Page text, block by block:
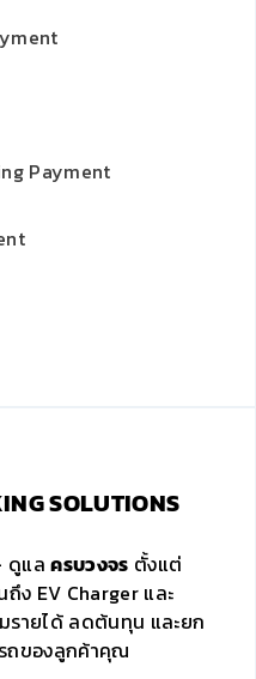
Payment
SOLUTIONS
ดูแลครบวงจร ตั้งแต่
ถึง EV Charger และ
รายได้ ลดต้นทุน และยก
ถของลูกค้าคุณ